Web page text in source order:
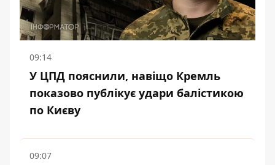
09:14
У ЦПД пояснили, навіщо Кремль
показово публікує удари балістикою
по Києву
09:07